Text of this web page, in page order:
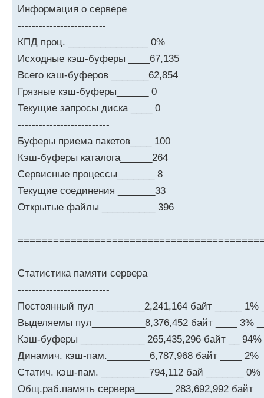
Информация о сервере
-------------------------
КПД проц. _______________ 0%
Исходные кэш-буферы ____67,135
Всего кэш-буферов _______62,854
Грязные кэш-буферы______ 0
Текущие запросы диска ____ 0
--------------------------
Буферы приема пакетов____ 100
Кэш-буферы каталога______264
Сервисные процессы_______ 8
Текущие соединения _______33
Открытые файлы __________ 396
Статистика памяти сервера
--------------------------
Постоянный пул _________2,241,164 байт _____ 1%
Выделяемы пул__________8,376,452 байт ____ 3%
Кэш-буферы ____________ 265,435,296 байт __ 94%
Динамич. кэш-пам.________6,787,968 байт ____ 2%
Статич. кэш-пам. _________794,112 бай _______ 0%
Общ.раб.память сервера_______ 283,692,992 байт